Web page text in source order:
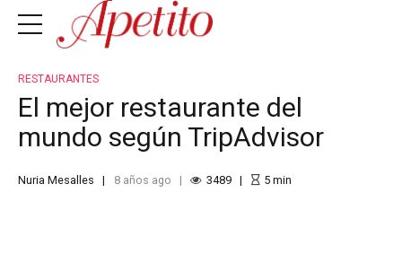
RESTAURANTES
El mejor restaurante del
mundo según TripAdvisor
Nuria Mesalles 8 años ago 3489 5min